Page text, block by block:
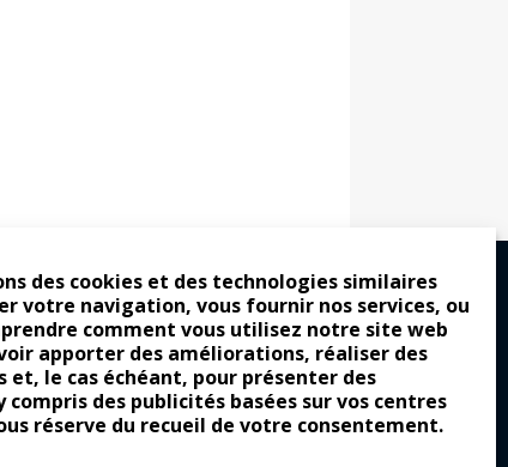
des cookies et des technologies similaires
votre navigation, vous fournir nos services, ou
comment vous utilisez notre site web
apporter des améliorations, réaliser des
et, le cas échéant, pour présenter des
compris des publicités basées sur vos centres
réserve du recueil de votre consentement.
pour les gens vrais
de la légèreté
envoûtante ?